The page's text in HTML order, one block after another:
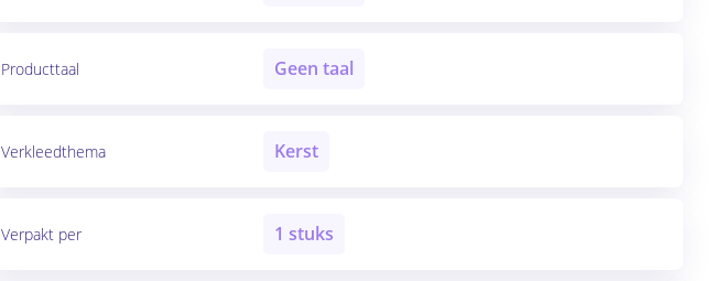
Producttaal Geen taal
Verkleedthema Kerst
Verpakt per 1 stuks